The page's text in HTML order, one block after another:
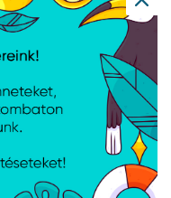
MEGNEVEZÉS
Huslog AOJ-30C
Huslog
vérnyomásmérő
kézikönyv